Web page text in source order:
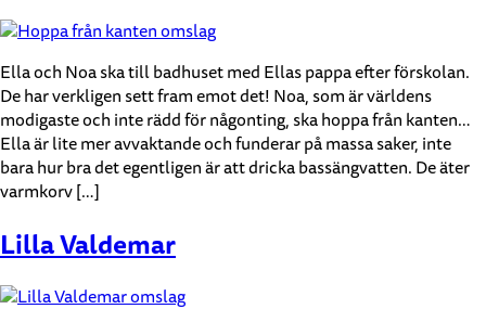
Ella och Noa ska till badhuset med Ellas pappa efter förskolan.
De har verkligen sett fram emot det! Noa, som är världens
modigaste och inte rädd för någonting, ska hoppa från kanten…
Ella är lite mer avvaktande och funderar på massa saker, inte
bara hur bra det egentligen är att dricka bassängvatten. De äter
varmkorv […]
Lilla Valdemar